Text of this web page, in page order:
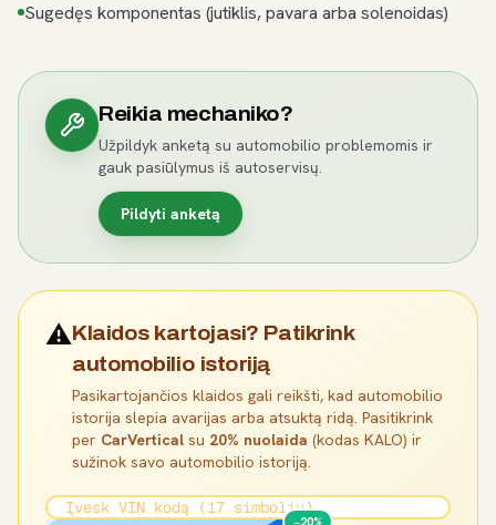
Sugedęs komponentas (jutiklis, pavara arba solenoidas)
Reikia mechaniko?
Užpildyk anketą su automobilio problemomis ir
gauk pasiūlymus iš autoservisų.
Pildyti anketą
⚠️Klaidos kartojasi? Patikrink
automobilio istoriją
Pasikartojančios klaidos gali reikšti, kad automobilio
istorija slepia avarijas arba atsuktą ridą. Pasitikrink
per CarVertical su 20% nuolaida (kodas KALO) ir
sužinok savo automobilio istoriją.
−20%